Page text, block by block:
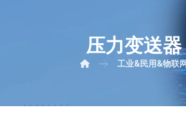
压力变送器
工业&民用&物联